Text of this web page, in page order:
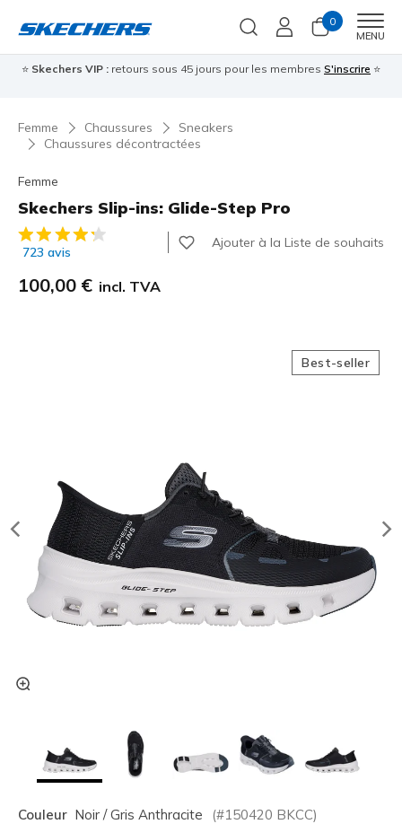
0
MENU
⭐ Skechers VIP : retours sous 45 jours pour les membres S'inscrire ⭐
Femme Chaussures
Sneakers
Chaussures décontractées
Femme
Skechers Slip-ins: Glide-Step Pro
Évaluation client 4,1 sur 5
723 avis
Ajouter à la Liste de souhaits
100,00 € incl. TVA
Best-seller
Couleur Noir / Gris Anthracite (#150420 BKCC)